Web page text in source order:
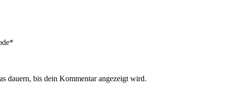
*
dauern, bis dein Kommentar angezeigt wird.